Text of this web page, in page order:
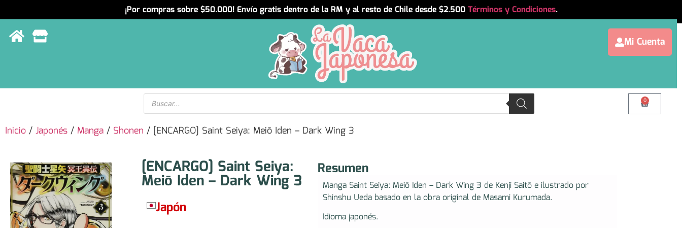
¡Por compras sobre $50.000! Envío gratis dentro de la RM y al resto de Chile desde $2.500 Términos y Condiciones.
Mi Cuenta
0
Inicio / Japonés / Manga / Shonen / [ENCARGO] Saint Seiya: Meiō Iden – Dark Wing 3
[ENCARGO] Saint Seiya:
Meiō Iden – Dark Wing 3
Japón
Resumen
Manga Saint Seiya: Meiō Iden – Dark Wing 3 de Kenji Saitō e ilustrado por
Shinshu Ueda​ basado en la obra original de Masami Kurumada.
Idioma japonés.